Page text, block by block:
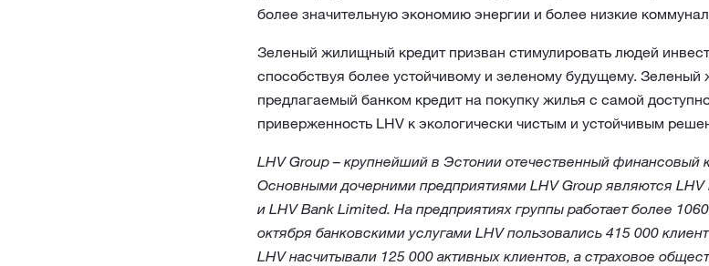
более значительную экономию энергии и более низкие
Зеленый жилищный кредит призван стимулировать людей
способствуя более устойчивому и зеленому будущему.
предлагаемый банком кредит на покупку жилья с самой
приверженность LHV к экологически чистым и устойчивым
LHV Group – крупнейший в Эстонии отечественный финансовый
Основными дочерними предприятиями LHV Group являются LHV
и LHV Bank Limited. На предприятиях группы работает более
октября банковскими услугами LHV пользовались 415 000
LHV насчитывали 125 000 активных клиентов, а страховое